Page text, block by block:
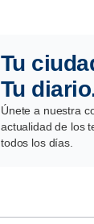
Tu
Tu
Únete a nuestra
actualidad de los
todos los días.